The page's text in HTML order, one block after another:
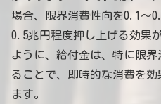
場合、限界消費性向を0.1～
0.5兆円程度押し上げる効果
ように、給付金は、特に限
ることで、即時的な消費を
ます。